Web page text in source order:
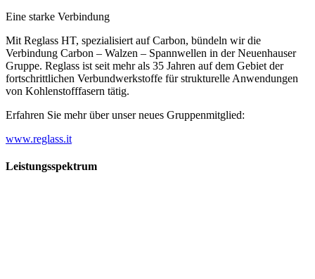
Eine starke Verbindung
Mit Reglass HT, spezialisiert auf Carbon, bündeln wir die
Verbindung Carbon – Walzen – Spannwellen in der Neuenhauser
Gruppe. Reglass ist seit mehr als 35 Jahren auf dem Gebiet der
fortschrittlichen Verbundwerkstoffe für strukturelle Anwendungen
von Kohlenstofffasern tätig.
Erfahren Sie mehr über unser neues Gruppenmitglied:
www.reglass.it
Leistungsspektrum